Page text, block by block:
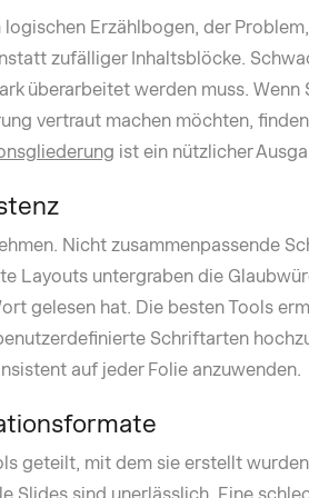
Erzählbogen, der
zufälliger Inhaltsblöcke.
überarbeitet werden muss. Wenn
vertraut machen möchten,
ist ein nützlicher
Nicht zusammenpassende
Layouts untergraben die
gelesen hat. Die besten Tools
Schriftarten
auf jeder Folie anzuwenden.
geteilt, mit dem sie erstellt